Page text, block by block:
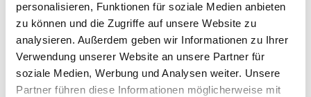
personalisieren, Funktionen für soziale Medien anbieten
zu können und die Zugriffe auf unsere Website zu
analysieren. Außerdem geben wir Informationen zu Ihrer
Verwendung unserer Website an unsere Partner für
soziale Medien, Werbung und Analysen weiter. Unsere
Partner führen diese Informationen möglicherweise mit